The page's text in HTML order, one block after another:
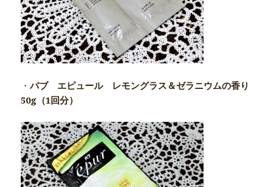
・バブ エピュール レモングラス＆ゼラニウムの香り
50g（1回分）